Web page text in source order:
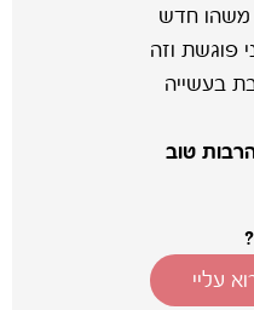
משהו חדש
פוגשת וזה
בעשייה
טוב
עליי